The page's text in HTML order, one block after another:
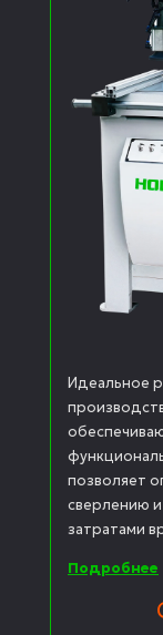
Идеальное
позволяет
сверлению
затратами
Подробнее